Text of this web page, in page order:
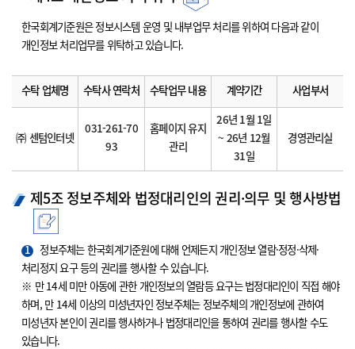
한국회계기준원은 정보시스템 운영 및 내부업무 처리를 위하여 다음과 같이
개인정보 처리업무를 위탁하고 있습니다.
수탁 업체명 수탁사 연락처 수탁업무 내용 계약기간 사업부서
㈜ 센텀인터넷
031-261-70
93
홈페이지 유지
관리
26년 1월 1일
~ 26년 12월
31일
경영관리실
제5조 정보주체와 법정대리인의 권리·의무 및 행사방법
1
정보주체는 한국회계기준원에 대해 언제든지 개인정보 열람·정정·삭제·
처리정지 요구 등의 권리를 행사할 수 있습니다.
※ 만 14세 미만 아동에 관한 개인정보의 열람등 요구는 법정대리인이 직접 해야
하며, 만 14세 이상의 미성년자인 정보주체는 정보주체의 개인정보에 관하여
미성년자 본인이 권리를 행사하거나 법정대리인을 통하여 권리를 행사할 수도
있습니다.